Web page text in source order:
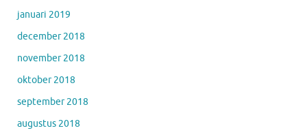
januari 2019
december 2018
november 2018
oktober 2018
september 2018
augustus 2018